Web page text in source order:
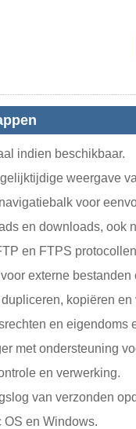
indien beschikbaar.
weergave
voor
en downloads, ook
en FTPS
externe
kopiëren
en eigendoms
met ondersteuning
en verwerking.
van verzonden
OS en Windows.